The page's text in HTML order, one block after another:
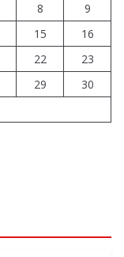
8
9
15
16
22
23
29
30